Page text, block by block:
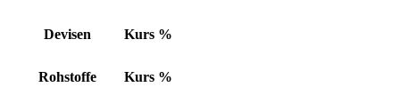
Devisen Kurs %
Rohstoffe Kurs %